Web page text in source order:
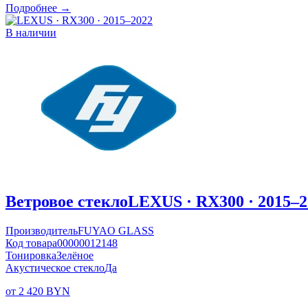
Подробнее →
В наличии
Ветровое стеклоLEXUS · RX300 ·
ПроизводительFUYAO GLASS
Код товара00000012148
ТонировкаЗелёное
Акустическое стеклоДа
от 2 420 BYN